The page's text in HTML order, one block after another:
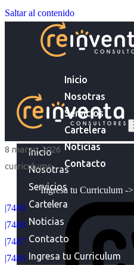
Saltar al contenido
Inicio
Nosotras
Servicios
Cartelera
Noticias
Contacto
Ingresa tu Curriculum ->
Inicio
Nosotras
Servicios
Cartelera
Noticias
Contacto
Ingresa tu Curriculum
8 marzo, 2026
curriculums
|7489
|7488
|7487
|7486